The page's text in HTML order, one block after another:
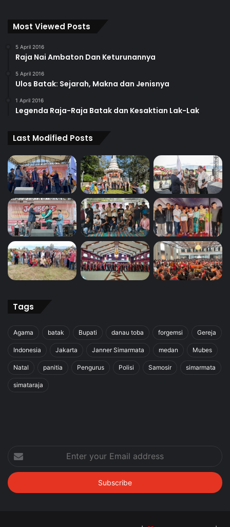
Most Viewed Posts
5 April 2016
Raja Nai Ambaton Dan Keturunannya
5 April 2016
Ulos Batak: Sejarah, Makna dan Jenisnya
1 April 2016
Legenda Raja-Raja Batak dan Kesaktian Lak-Lak
Last Modified Posts
Tags
Agama batak Bupati danau toba forgemsi Gereja
Indonesia Jakarta Janner Simarmata medan Mubes
Natal panitia Pengurus Polisi Samosir simarmata
simataraja
your
Email
address